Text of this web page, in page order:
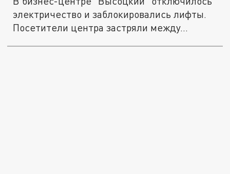
электричество и заблокировались лифты.
Посетители центра застряли между...